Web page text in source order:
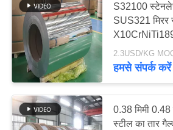
स्टेनलेस स्टील
S32100
SUS321
2000mm
2.3USD/KG
हमसे संपर्क करें
0.38 मिमी 0.48
स्टील का तार